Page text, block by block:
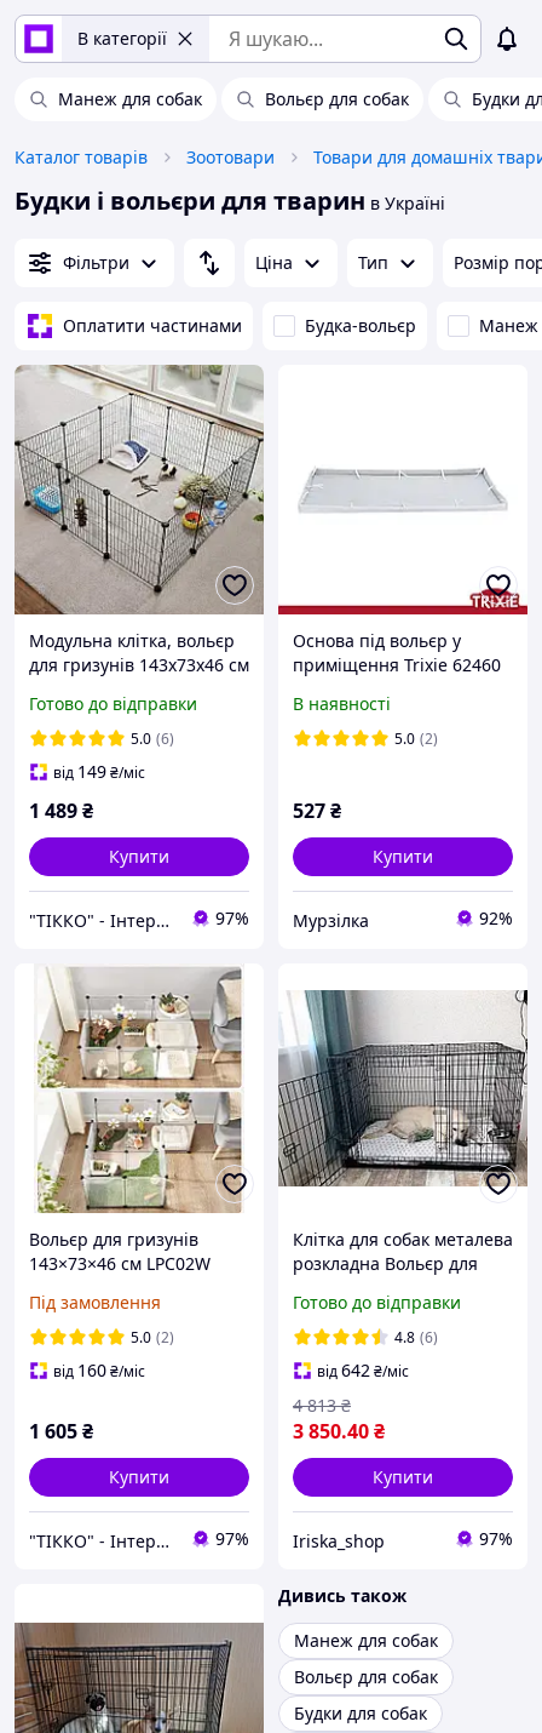
В категорії
Манеж для собак Вольєр для собак Будки
Каталог товарів Зоотовари
Будки і вольєри для тварин в Україні
Фільтри Ціна Тип Розмір
Оплатити частинами Будка-вольєр Манеж
Модульна клітка, вольєр
для гризунів 143x73x46 см
Готово до відправки
5.0 (6)
від 149₴/міс
1 489₴
Купити
"ТІККО" - Інтернет-магазин 97%
Основа під вольєр у
приміщення Trixie 62460
сірий/білий (TX-62463)
В наявності
5.0 (2)
527₴
Купити
Мурзілка 92%
Вольєр для гризунів
143×73×46 см LPC02W
Під замовлення
5.0 (2)
від 160₴/міс
1 605₴
Купити
"ТІККО" - Інтернет-магазин 97%
Клітка для собак металева
розкладна Вольєр для
122x76x83 см
Готово до відправки
4.8 (6)
від642₴/міс
3 850.40₴
4 813 ₴
Купити
Iriska_shop 97%
Дивись також
Манеж для собак
Вольєр для собак
Будки для собак